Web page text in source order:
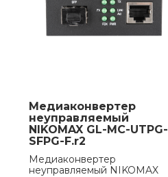
Медиаконвертер
неуправляемый
NIKOMAX GL-MC-UTPG-
SFPG-F.r2
Медиаконвертер
неуправляемый NIKOMAX